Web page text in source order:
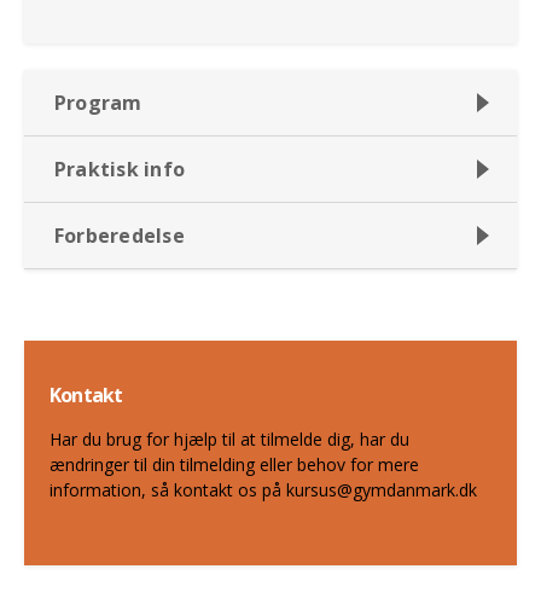
Program
Praktisk info
Forberedelse
Kontakt
Har du brug for hjælp til at tilmelde dig, har du
ændringer til din tilmelding eller behov for mere
information, så kontakt os på kursus@gymdanmark.dk